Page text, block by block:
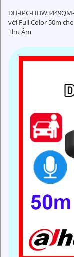
DH-IPC-
với Full Color 50m
Thu Âm